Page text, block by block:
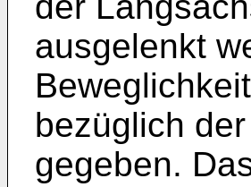
ausgelenkt
bezüglich
gegeben.